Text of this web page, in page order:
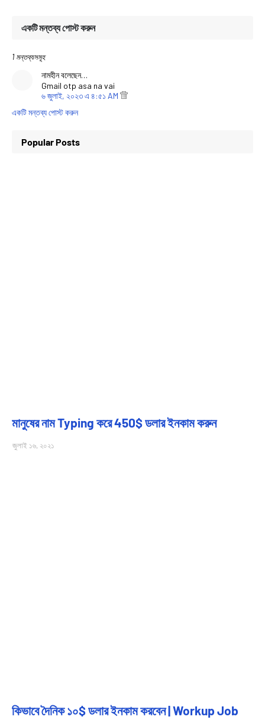
একটি মন্তব্য পোস্ট করুন
1 মন্তব্যসমূহ
নামহীন বলেছেন…
Gmail otp asa na vai
৬ জুলাই, ২০২৩ এ ৪:৫১ AM
একটি মন্তব্য পোস্ট করুন
Popular Posts
মানুষের নাম Typing করে 450$ ডলার ইনকাম করুন
জুলাই ১৬, ২০২১
কিভাবে দৈনিক ১০$ ডলার ইনকাম করবেন | Workup Job